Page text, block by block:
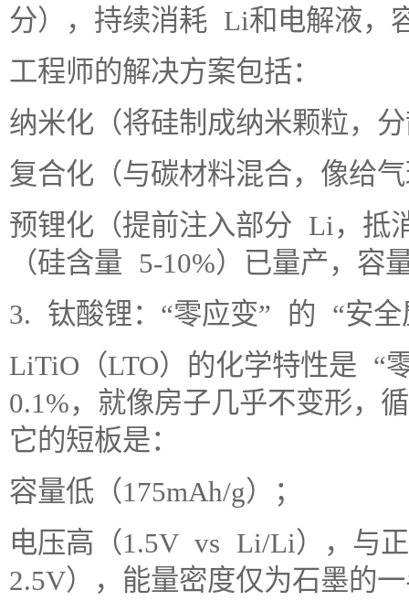
分），持续消耗 Li和电解液，
工程师的解决方案包括：
纳米化（将硅制成纳米颗粒，
复合化（与碳材料混合，像给
预锂化（提前注入部分 Li，抵
（硅含量 5-10%）已量产，容
3. 钛酸锂：“零应变” 的 “安全
LiTiO（LTO）的化学特性是 “
0.1%，就像房子几乎不变形，
它的短板是：
容量低（175mAh/g）；
电压高（1.5V vs Li/Li），与
2.5V），能量密度仅为石墨的